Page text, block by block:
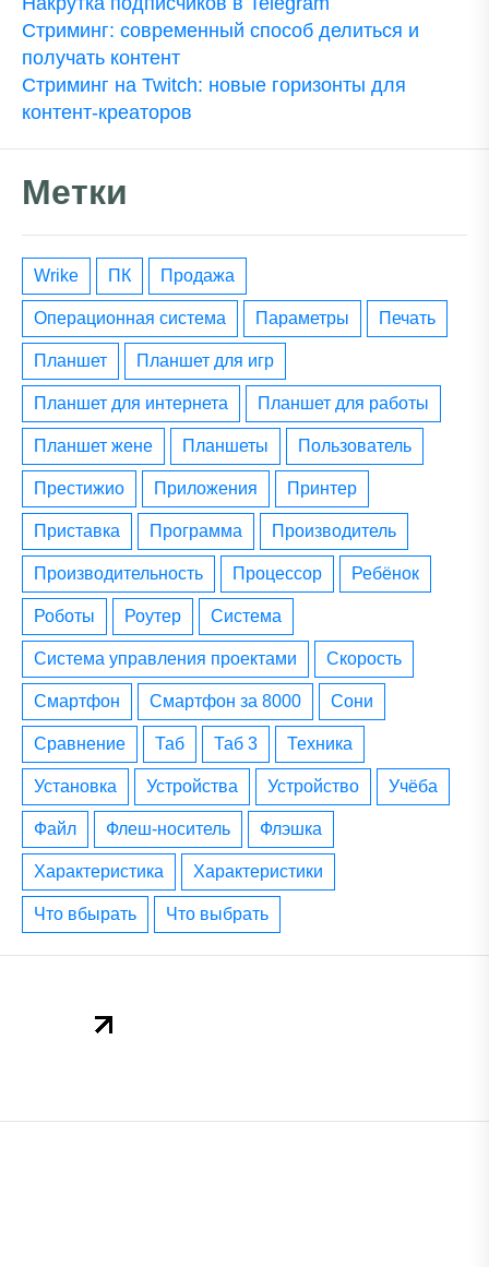
Стриминг: современный способ делиться и
получать контент
Стриминг на Twitch: новые горизонты для
контент-креаторов
Метки
wrike ПК Продажа
операционная система параметры печать
планшет планшет для игр
планшет для интернета планшет для работы
планшет жене планшеты пользователь
престижио приложения принтер
приставка программа производитель
производительность процессор ребёнок
роботы роутер система
система управления проектами скорость
смартфон смартфон за 8000 сони
сравнение таб таб 3 техника
установка устройства устройство учёба
файл флеш-носитель флэшка
характеристика характеристики
что вбырать что выбрать